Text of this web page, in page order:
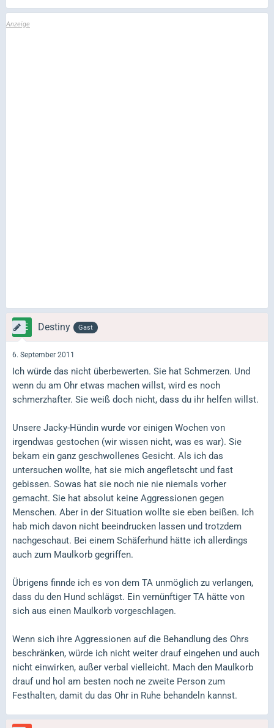
Destiny Gast
6. September 2011
Ich würde das nicht überbewerten. Sie hat Schmerzen. Und
wenn du am Ohr etwas machen willst, wird es noch
schmerzhafter. Sie weiß doch nicht, dass du ihr helfen willst.
Unsere Jacky-Hündin wurde vor einigen Wochen von
irgendwas gestochen (wir wissen nicht, was es war). Sie
bekam ein ganz geschwollenes Gesicht. Als ich das
untersuchen wollte, hat sie mich angefletscht und fast
gebissen. Sowas hat sie noch nie nie niemals vorher
gemacht. Sie hat absolut keine Aggressionen gegen
Menschen. Aber in der Situation wollte sie eben beißen. Ich
hab mich davon nicht beeindrucken lassen und trotzdem
nachgeschaut. Bei einem Schäferhund hätte ich allerdings
auch zum Maulkorb gegriffen.
Übrigens finnde ich es von dem TA unmöglich zu verlangen,
dass du den Hund schlägst. Ein vernünftiger TA hätte von
sich aus einen Maulkorb vorgeschlagen.
Wenn sich ihre Aggressionen auf die Behandlung des Ohrs
beschränken, würde ich nicht weiter drauf eingehen und auch
nicht einwirken, außer verbal vielleicht. Mach den Maulkorb
drauf und hol am besten noch ne zweite Person zum
Festhalten, damit du das Ohr in Ruhe behandeln kannst.